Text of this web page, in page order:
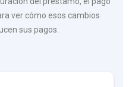
ver cómo esos cambios
sus pagos.